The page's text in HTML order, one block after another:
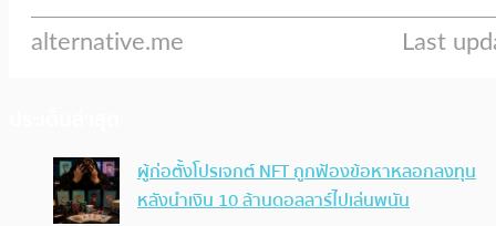
ผู้ก่อตั้งโปรเจกต์ NFT ถูกฟ้องข้อหาหลอกลงทุน
หลังนำเงิน 10 ล้านดอลลาร์ไปเล่นพนัน